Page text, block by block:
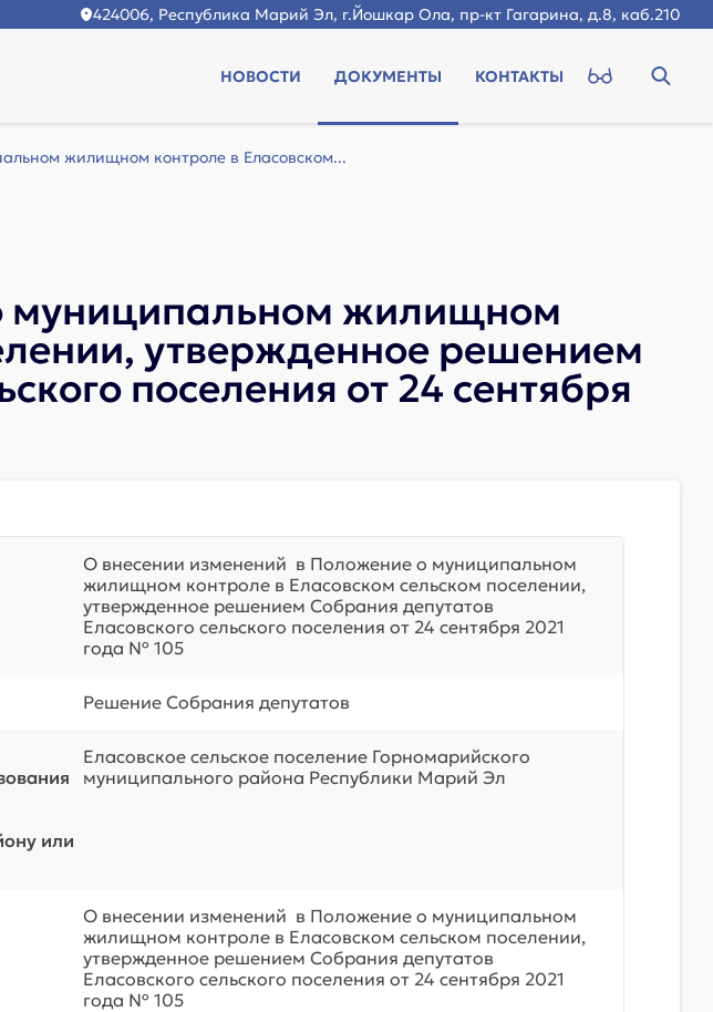
424006, Республика Марий Эл, г.Йошкар Ола, пр-кт Гагарина, д.8, каб.210
НОВОСТИ ДОКУМЕНТЫ КОНТАКТЫ
жилищном контроле в Еласовском...
муниципальном жилищном
утвержденное решением
поселения от 24 сентября
О внесении изменений в Положение о муниципальном
жилищном контроле в Еласовском сельском поселении,
утвержденное решением Собрания депутатов
Еласовского сельского поселения от 24 сентября 2021
года № 105
Решение Собрания депутатов
или
Еласовское сельское поселение Горномарийского
муниципального района Республики Марий Эл
О внесении изменений в Положение о муниципальном
жилищном контроле в Еласовском сельском поселении,
утвержденное решением Собрания депутатов
Еласовского сельского поселения от 24 сентября 2021
года № 105